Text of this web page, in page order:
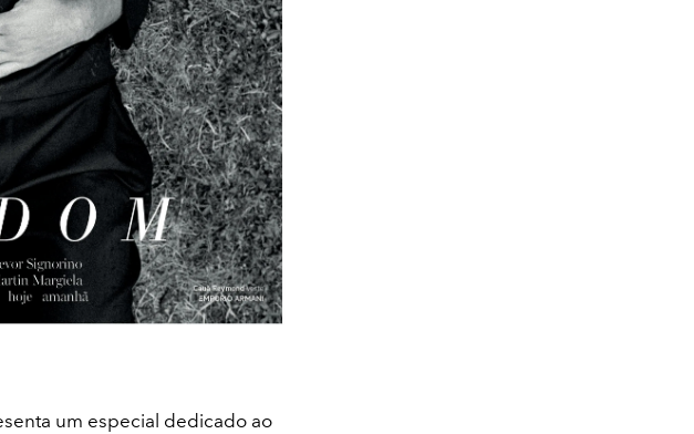
um especial dedicado ao